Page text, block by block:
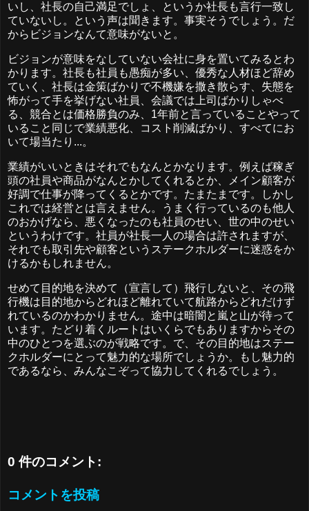
いし、社長の自己満足でしょ、というか社長も言行一致し
ていないし。という声は聞きます。事実そうでしょう。だ
からビジョンなんて意味がないと。
ビジョンが意味をなしていない会社に身を置いてみるとわ
かります。社長も社員も愚痴が多い、優秀な人材ほど辞め
ていく、社長は金策ばかりで不機嫌を撒き散らす、失態を
怖がって手を挙げない社員、会議では上司ばかりしゃべ
る、競合とは価格勝負のみ、1年前と言っていることやって
いること同じで業績悪化、コスト削減ばかり、すべてにお
いて場当たり...。
業績がいいときはそれでもなんとかなります。例えば稼ぎ
頭の社員や商品がなんとかしてくれるとか、メイン顧客が
好調で仕事が降ってくるとかです。たまたまです。しかし
これでは経営とは言えません。うまく行っているのも他人
のおかげなら、悪くなったのも社員のせい、世の中のせい
というわけです。社員が社長一人の場合は許されますが、
それでも取引先や顧客というステークホルダーに迷惑をか
けるかもしれません。
せめて目的地を決めて（宣言して）飛行しないと、その飛
行機は目的地からどれほど離れていて航路からどれだけず
れているのかわかりません。途中は暗闇と嵐と山が待って
います。たどり着くルートはいくらでもありますからその
中のひとつを選ぶのが戦略です。で、その目的地はステー
クホルダーにとって魅力的な場所でしょうか。もし魅力的
であるなら、みんなこぞって協力してくれるでしょう。
0 件のコメント:
コメントを投稿